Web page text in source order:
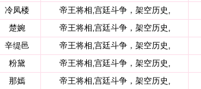
冷凤楼
帝王将相,宫廷斗争，架空历史,
楚婉
帝王将相,宫廷斗争，架空历史,
辛缇邑
帝王将相,宫廷斗争，架空历史,
粉黛
帝王将相,宫廷斗争，架空历史,
那嫣
帝王将相,宫廷斗争，架空历史,